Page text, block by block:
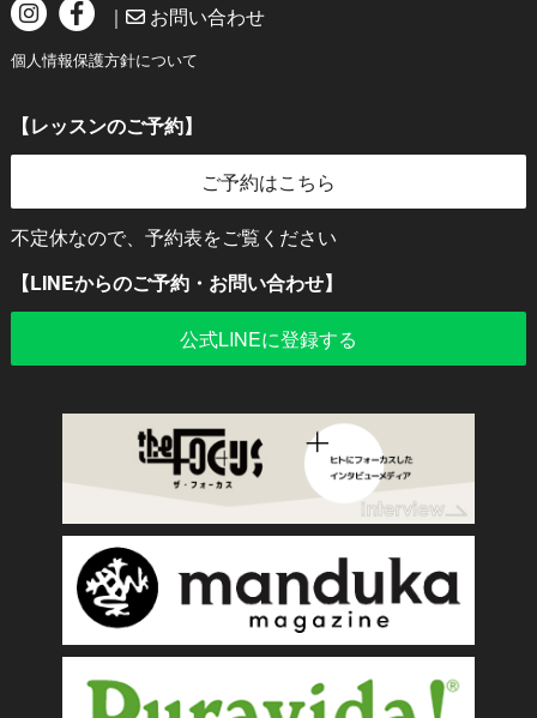
｜ お問い合わせ
個人情報保護方針について
【レッスンのご予約】
ご予約はこちら
不定休なので、予約表をご覧ください
【LINEからのご予約・お問い合わせ】
公式LINEに登録する